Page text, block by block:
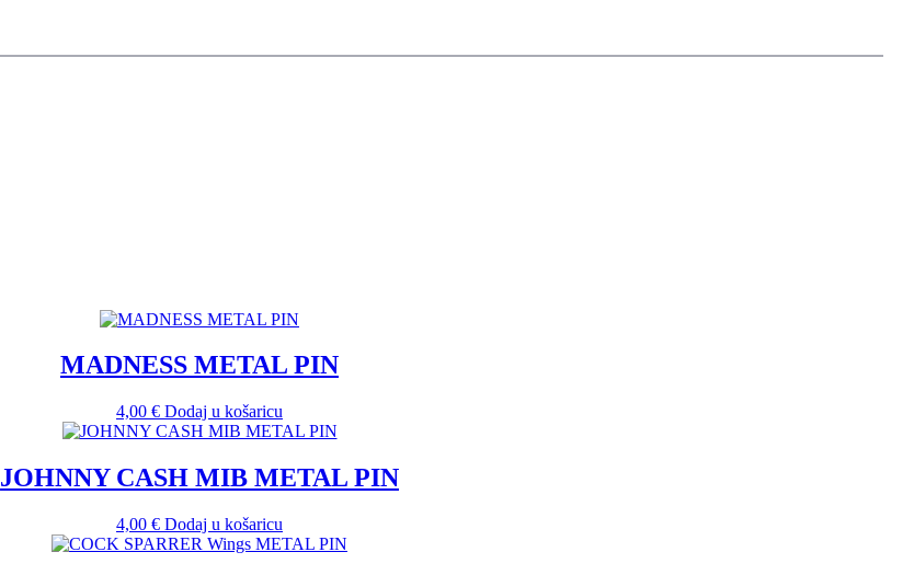
MADNESS METAL PIN
4,00 € Dodaj u košaricu
JOHNNY CASH MIB METAL PIN
4,00 € Dodaj u košaricu